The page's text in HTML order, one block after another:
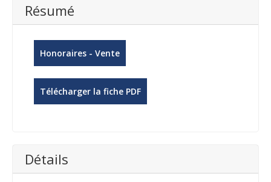
Résumé
Honoraires - Vente
Télécharger la fiche PDF
Détails